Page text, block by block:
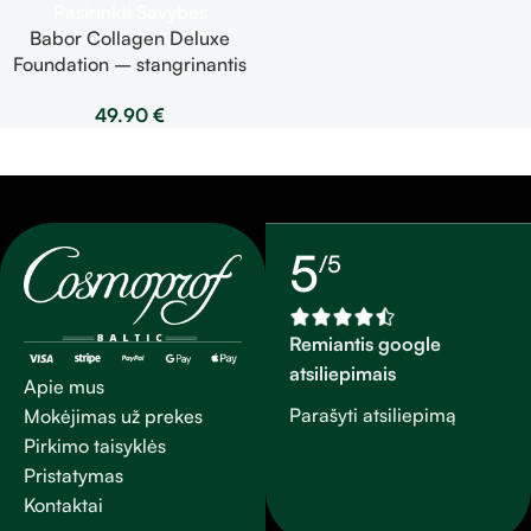
Babor Collagen Deluxe
Foundation – stangrinantis
pasirinkimas viduje | 30ml
49.90 €
Apie mus
Mokėjimas už prekes
Pirkimo taisyklės
Pristatymas
Kontaktai
5/5
Remiantis google
atsiliepimais
Parašyti atsiliepimą